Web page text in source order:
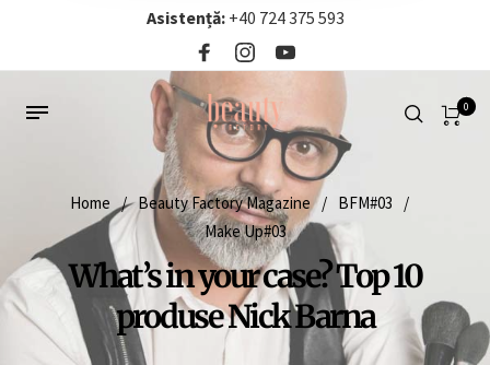
Asistență: +40 724 375 593‬
0
Home / Beauty Factory Magazine / BFM#03
/
Make Up#03
What’s in your case? Top 10
produse Nick Barna